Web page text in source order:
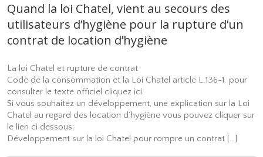
Quand la loi Chatel, vient au secours des
utilisateurs d’hygiène pour la rupture d’un
contrat de location d’hygiène
La loi Chatel et rupture de contrat
Code de la consommation et la Loi Chatel article L.136-1. pour
consulter le texte officiel cliquez ici
Si vous souhaitez un développement, une explication sur la Loi
Chatel au regard des location d’hygiène vous pouvez cliquer sur
le lien ci dessous:
Développement sur la loi Chatel pour rompre un contrat […]